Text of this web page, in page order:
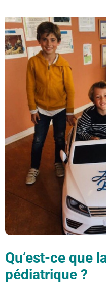
Qu’est-ce que
pédiatrique ?